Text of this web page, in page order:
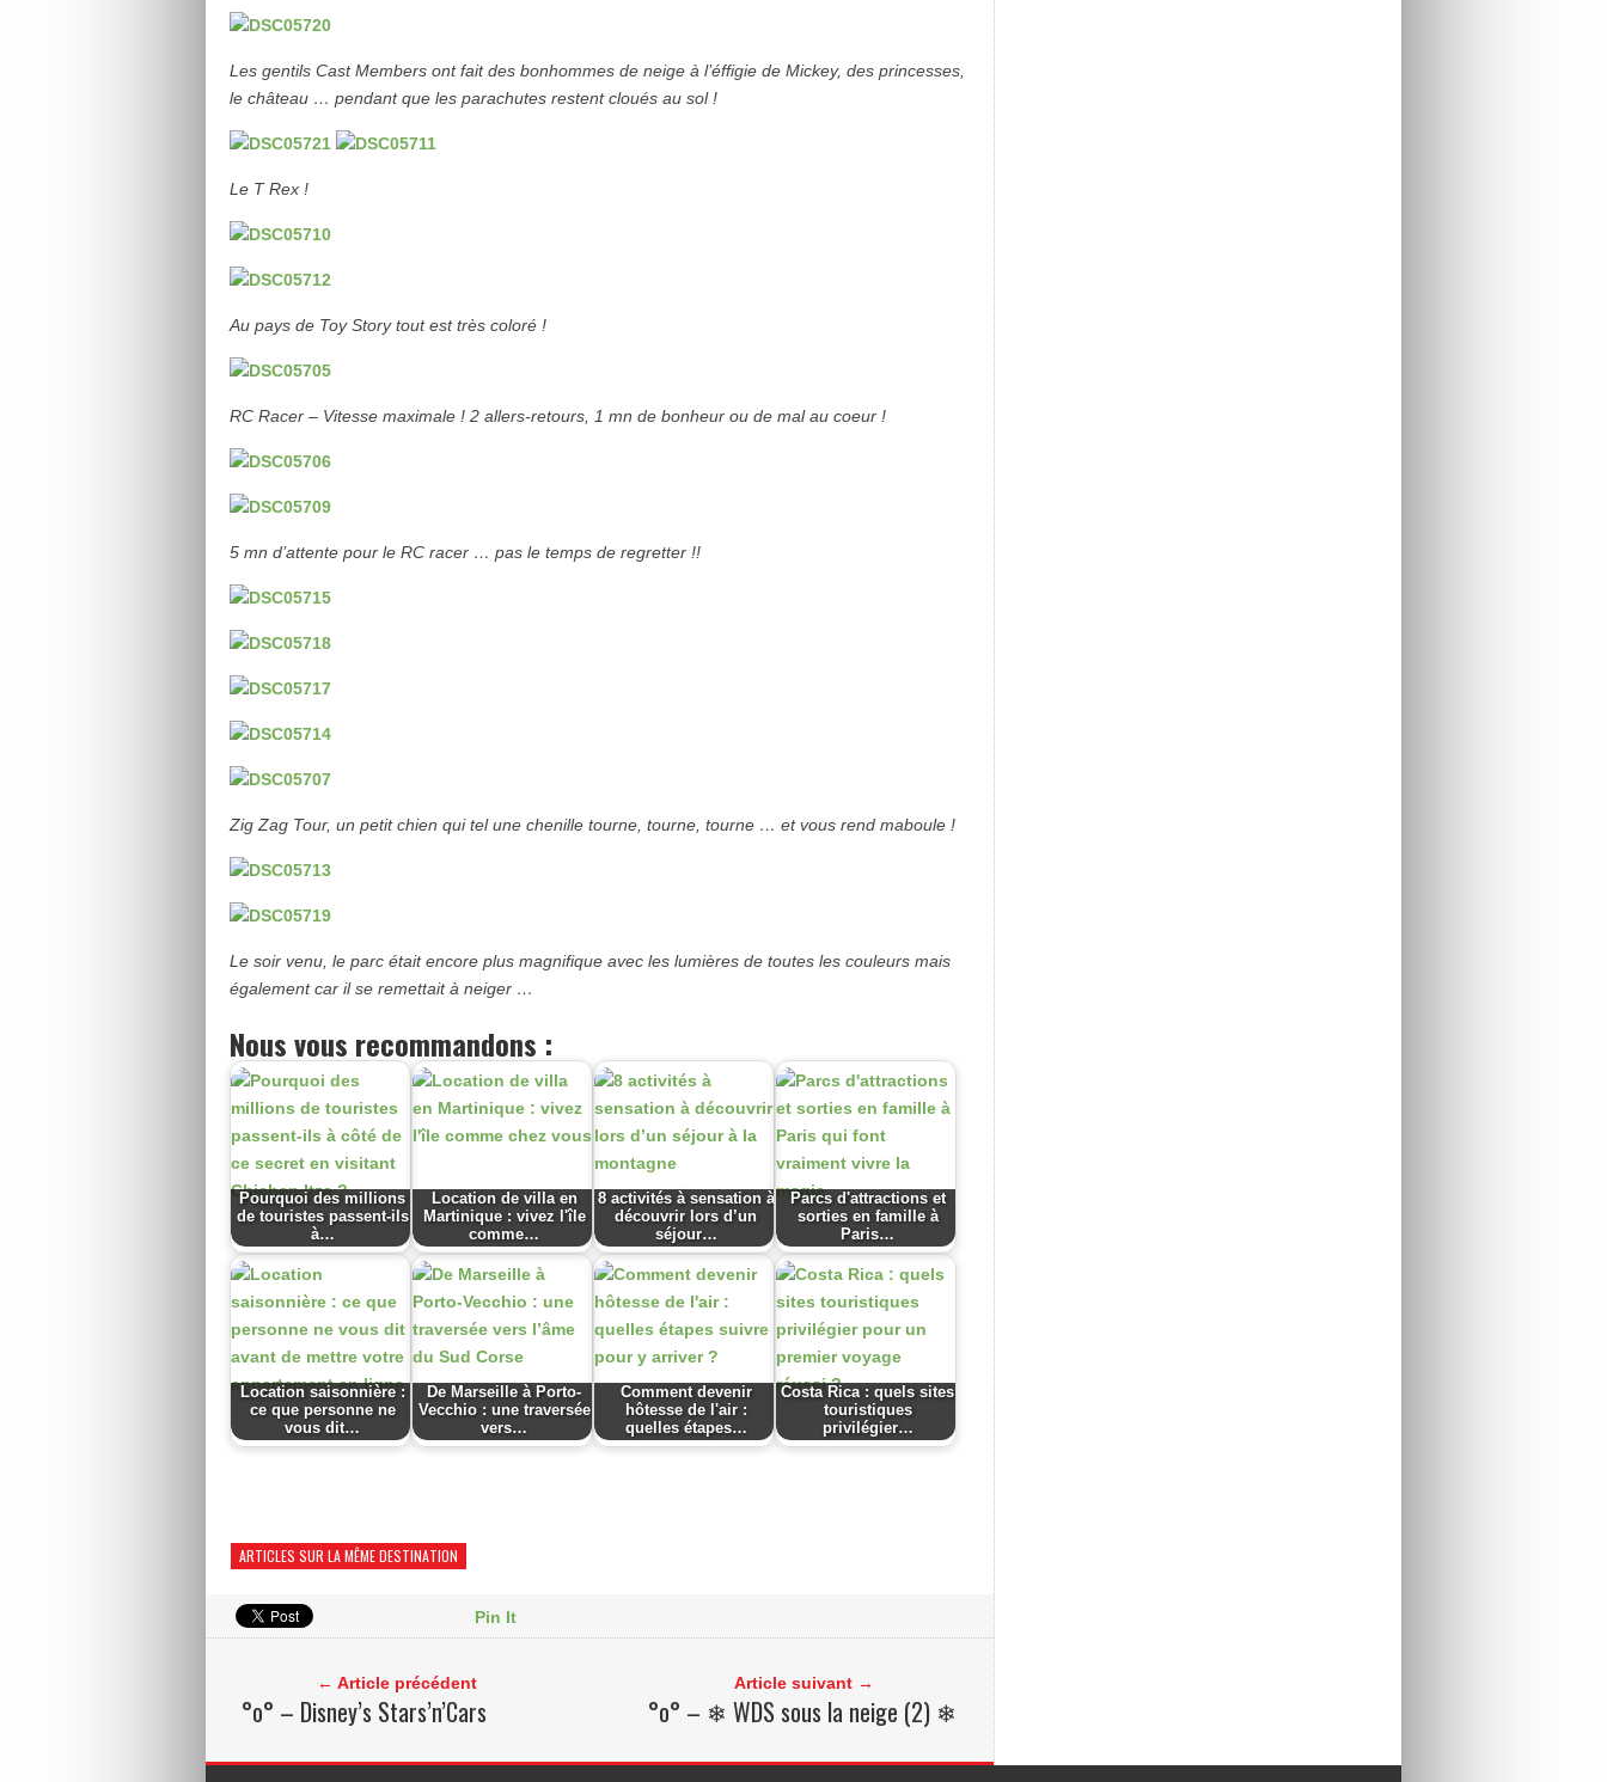
Les gentils Cast Members ont fait des bonhommes de neige à l’éffigie de Mickey, des princesses,
le château … pendant que les parachutes restent cloués au sol !
Le T Rex !
Au pays de Toy Story tout est très coloré !
RC Racer – Vitesse maximale ! 2 allers-retours, 1 mn de bonheur ou de mal au coeur !
5 mn d’attente pour le RC racer … pas le temps de regretter !!
Zig Zag Tour, un petit chien qui tel une chenille tourne, tourne, tourne … et vous rend maboule !
Le soir venu, le parc était encore plus magnifique avec les lumières de toutes les couleurs mais
également car il se remettait à neiger …
Nous vous recommandons :
Pourquoi des millions
de touristes passent-ils
à…
Location de villa en
Martinique : vivez l'île
comme…
8 activités à sensation à
découvrir lors d’un
séjour…
Parcs d'attractions et
sorties en famille à
Paris…
Location saisonnière :
ce que personne ne
vous dit…
De Marseille à Porto-
Vecchio : une traversée
vers…
Comment devenir
hôtesse de l'air :
quelles étapes…
Costa Rica : quels sites
touristiques
privilégier…
ARTICLES SUR LA MÊME DESTINATION
Pin It
← Article précédent
°o° – Disney’s Stars’n’Cars
Article suivant →
°o° – ❄ WDS sous la neige (2) ❄